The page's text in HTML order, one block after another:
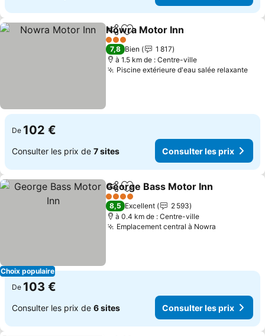
PartagerAjouter à mes favoris
Nowra Motor Inn
3 Étoiles
7,8 Bien
1 817
à 1.5 km de : Centre-ville
Piscine extérieure d'eau salée relaxante
De 102 €
Consulter les prix de 7 sites Consulter les prix
Choix populaire
PartagerAjouter à mes favoris
George Bass Motor Inn
4 Étoiles
8,5 Excellent
2 593
à 0.4 km de : Centre-ville
Emplacement central à Nowra
De 103 €
Consulter les prix de 6 sites Consulter les prix